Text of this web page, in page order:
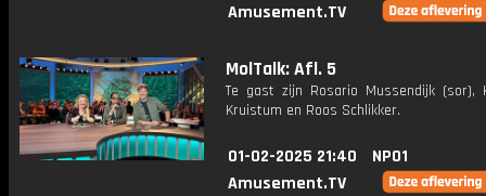
Amusement.TV
MolTalk: Afl. 5
Te gast zijn Rosario Mussendijk (sor),
Kruistum en Roos Schlikker.
01-02-2025 21:40
NPO1
Amusement.TV